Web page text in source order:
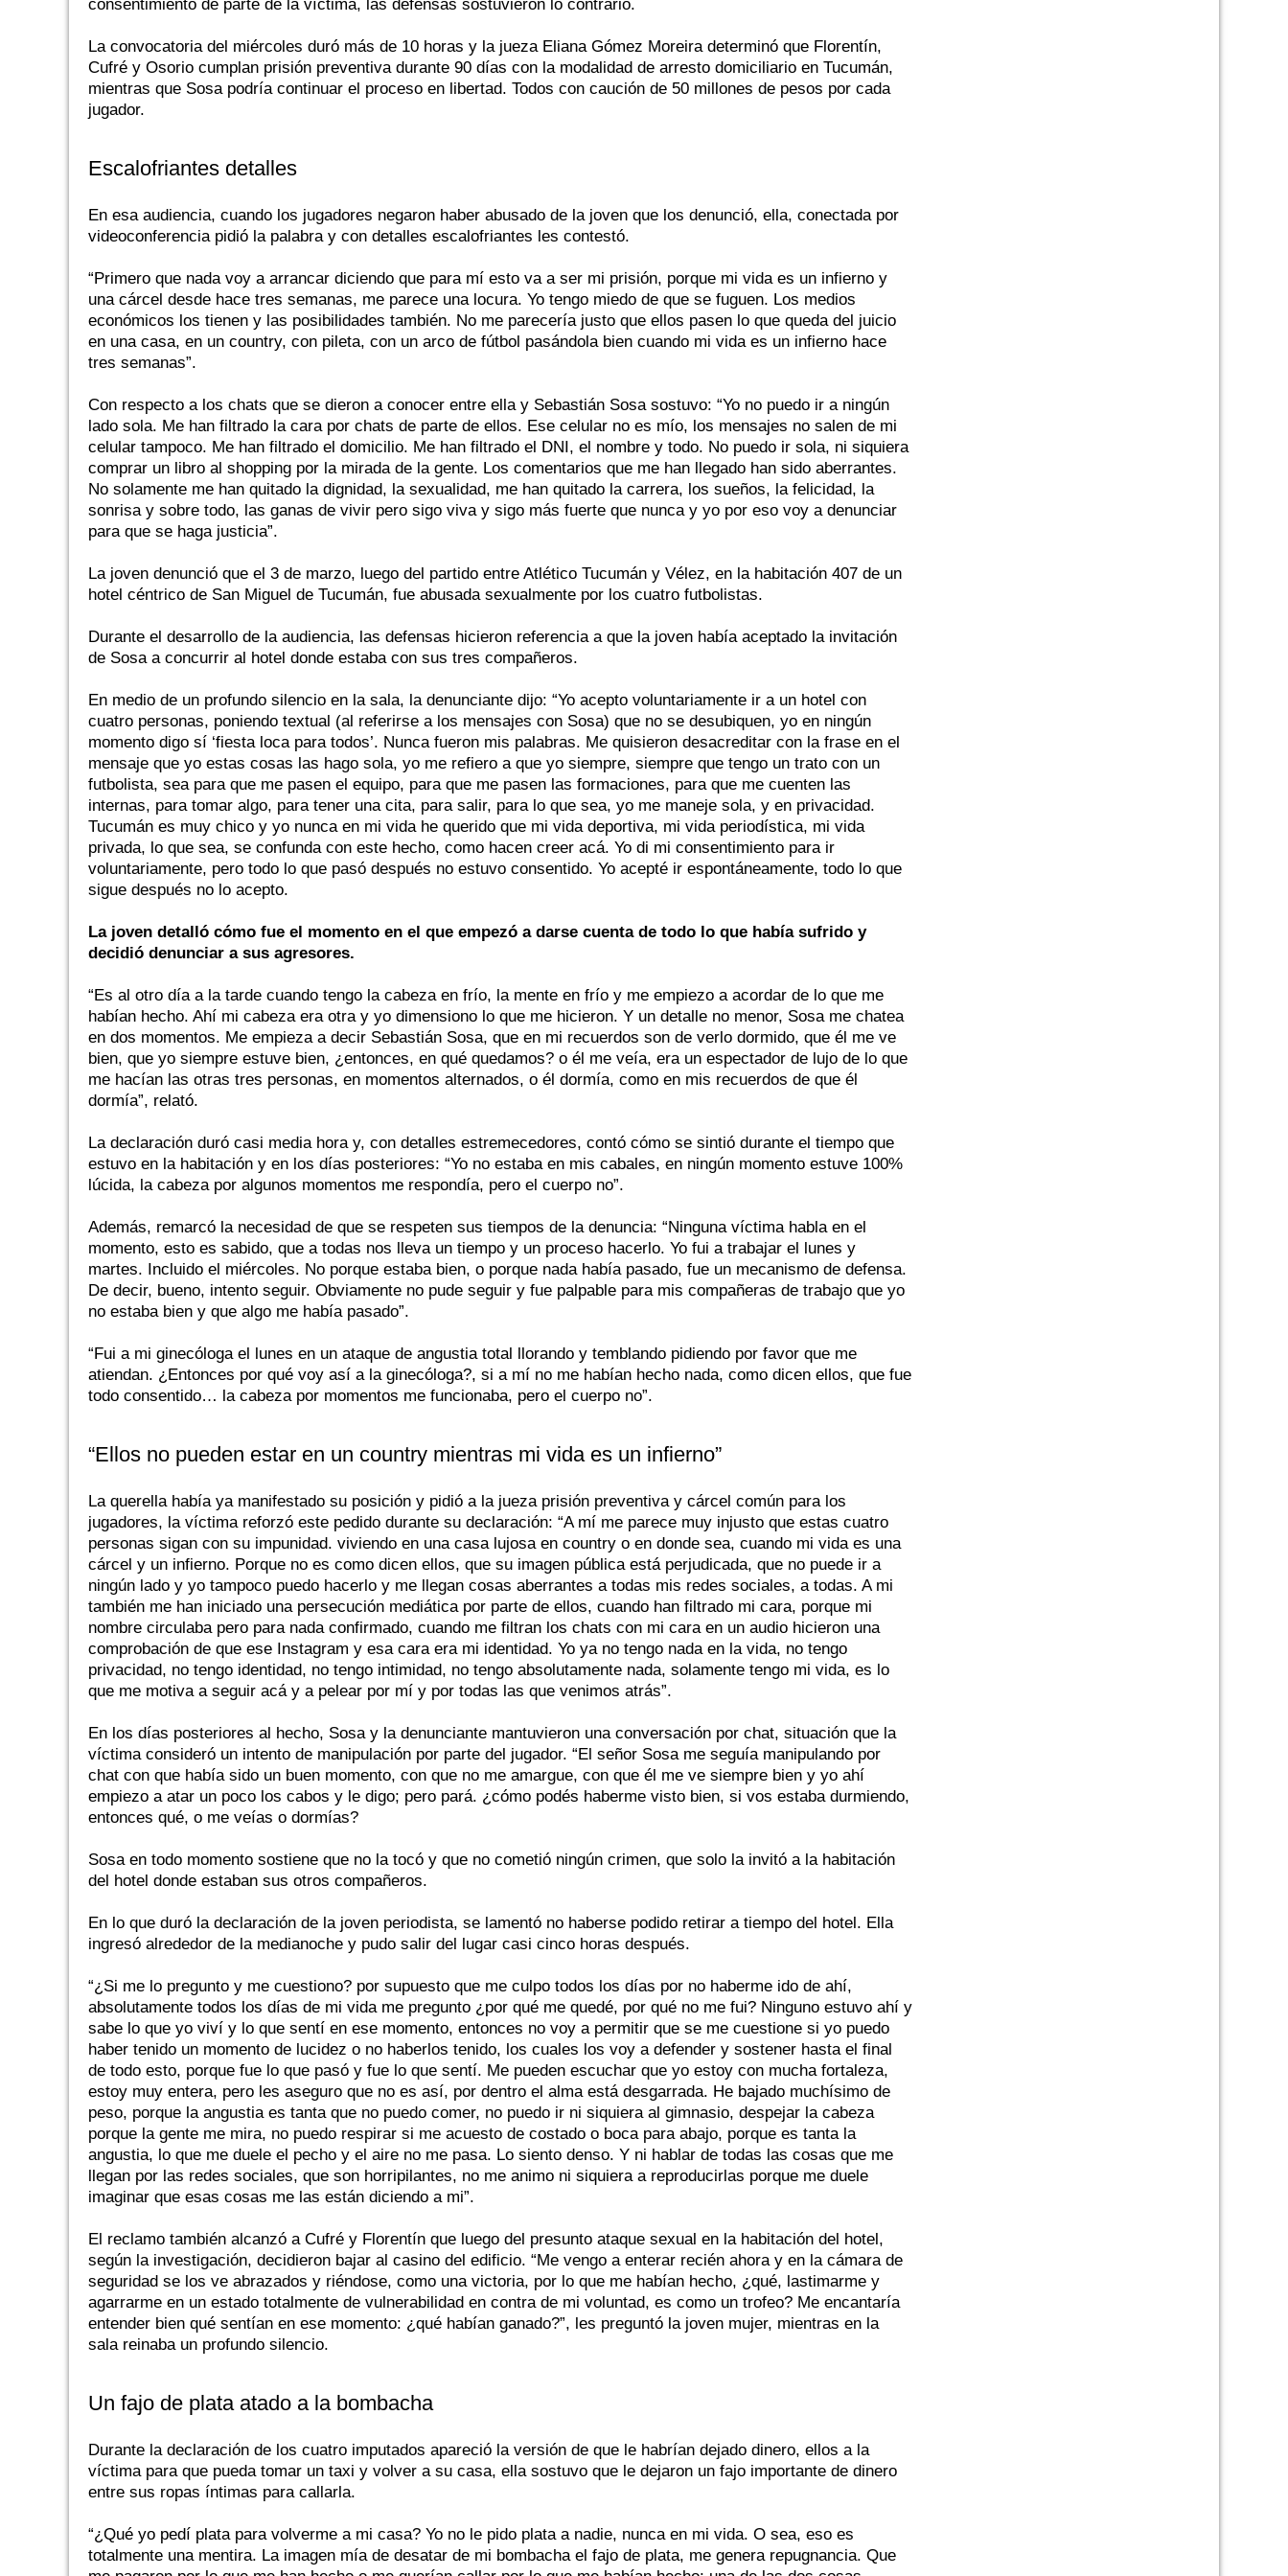
consentimiento de parte de la víctima, las defensas sostuvieron lo contrario.
La convocatoria del miércoles duró más de 10 horas y la jueza Eliana Gómez Moreira determinó que Florentín,
Cufré y Osorio cumplan prisión preventiva durante 90 días con la modalidad de arresto domiciliario en Tucumán,
mientras que Sosa podría continuar el proceso en libertad. Todos con caución de 50 millones de pesos por cada
jugador.
Escalofriantes detalles
En esa audiencia, cuando los jugadores negaron haber abusado de la joven que los denunció, ella, conectada por
videoconferencia pidió la palabra y con detalles escalofriantes les contestó.
“Primero que nada voy a arrancar diciendo que para mí esto va a ser mi prisión, porque mi vida es un infierno y
una cárcel desde hace tres semanas, me parece una locura. Yo tengo miedo de que se fuguen. Los medios
económicos los tienen y las posibilidades también. No me parecería justo que ellos pasen lo que queda del juicio
en una casa, en un country, con pileta, con un arco de fútbol pasándola bien cuando mi vida es un infierno hace
tres semanas”.
Con respecto a los chats que se dieron a conocer entre ella y Sebastián Sosa sostuvo: “Yo no puedo ir a ningún
lado sola. Me han filtrado la cara por chats de parte de ellos. Ese celular no es mío, los mensajes no salen de mi
celular tampoco. Me han filtrado el domicilio. Me han filtrado el DNI, el nombre y todo. No puedo ir sola, ni siquiera
comprar un libro al shopping por la mirada de la gente. Los comentarios que me han llegado han sido aberrantes.
No solamente me han quitado la dignidad, la sexualidad, me han quitado la carrera, los sueños, la felicidad, la
sonrisa y sobre todo, las ganas de vivir pero sigo viva y sigo más fuerte que nunca y yo por eso voy a denunciar
para que se haga justicia”.
La joven denunció que el 3 de marzo, luego del partido entre Atlético Tucumán y Vélez, en la habitación 407 de un
hotel céntrico de San Miguel de Tucumán, fue abusada sexualmente por los cuatro futbolistas.
Durante el desarrollo de la audiencia, las defensas hicieron referencia a que la joven había aceptado la invitación
de Sosa a concurrir al hotel donde estaba con sus tres compañeros.
En medio de un profundo silencio en la sala, la denunciante dijo: “Yo acepto voluntariamente ir a un hotel con
cuatro personas, poniendo textual (al referirse a los mensajes con Sosa) que no se desubiquen, yo en ningún
momento digo sí ‘fiesta loca para todos’. Nunca fueron mis palabras. Me quisieron desacreditar con la frase en el
mensaje que yo estas cosas las hago sola, yo me refiero a que yo siempre, siempre que tengo un trato con un
futbolista, sea para que me pasen el equipo, para que me pasen las formaciones, para que me cuenten las
internas, para tomar algo, para tener una cita, para salir, para lo que sea, yo me maneje sola, y en privacidad.
Tucumán es muy chico y yo nunca en mi vida he querido que mi vida deportiva, mi vida periodística, mi vida
privada, lo que sea, se confunda con este hecho, como hacen creer acá. Yo di mi consentimiento para ir
voluntariamente, pero todo lo que pasó después no estuvo consentido. Yo acepté ir espontáneamente, todo lo que
sigue después no lo acepto.
La joven detalló cómo fue el momento en el que empezó a darse cuenta de todo lo que había sufrido y
decidió denunciar a sus agresores.
“Es al otro día a la tarde cuando tengo la cabeza en frío, la mente en frío y me empiezo a acordar de lo que me
habían hecho. Ahí mi cabeza era otra y yo dimensiono lo que me hicieron. Y un detalle no menor, Sosa me chatea
en dos momentos. Me empieza a decir Sebastián Sosa, que en mi recuerdos son de verlo dormido, que él me ve
bien, que yo siempre estuve bien, ¿entonces, en qué quedamos? o él me veía, era un espectador de lujo de lo que
me hacían las otras tres personas, en momentos alternados, o él dormía, como en mis recuerdos de que él
dormía”, relató.
La declaración duró casi media hora y, con detalles estremecedores, contó cómo se sintió durante el tiempo que
estuvo en la habitación y en los días posteriores: “Yo no estaba en mis cabales, en ningún momento estuve 100%
lúcida, la cabeza por algunos momentos me respondía, pero el cuerpo no”.
Además, remarcó la necesidad de que se respeten sus tiempos de la denuncia: “Ninguna víctima habla en el
momento, esto es sabido, que a todas nos lleva un tiempo y un proceso hacerlo. Yo fui a trabajar el lunes y
martes. Incluido el miércoles. No porque estaba bien, o porque nada había pasado, fue un mecanismo de defensa.
De decir, bueno, intento seguir. Obviamente no pude seguir y fue palpable para mis compañeras de trabajo que yo
no estaba bien y que algo me había pasado”.
“Fui a mi ginecóloga el lunes en un ataque de angustia total llorando y temblando pidiendo por favor que me
atiendan. ¿Entonces por qué voy así a la ginecóloga?, si a mí no me habían hecho nada, como dicen ellos, que fue
todo consentido… la cabeza por momentos me funcionaba, pero el cuerpo no”.
“Ellos no pueden estar en un country mientras mi vida es un infierno”
La querella había ya manifestado su posición y pidió a la jueza prisión preventiva y cárcel común para los
jugadores, la víctima reforzó este pedido durante su declaración: “A mí me parece muy injusto que estas cuatro
personas sigan con su impunidad. viviendo en una casa lujosa en country o en donde sea, cuando mi vida es una
cárcel y un infierno. Porque no es como dicen ellos, que su imagen pública está perjudicada, que no puede ir a
ningún lado y yo tampoco puedo hacerlo y me llegan cosas aberrantes a todas mis redes sociales, a todas. A mi
también me han iniciado una persecución mediática por parte de ellos, cuando han filtrado mi cara, porque mi
nombre circulaba pero para nada confirmado, cuando me filtran los chats con mi cara en un audio hicieron una
comprobación de que ese Instagram y esa cara era mi identidad. Yo ya no tengo nada en la vida, no tengo
privacidad, no tengo identidad, no tengo intimidad, no tengo absolutamente nada, solamente tengo mi vida, es lo
que me motiva a seguir acá y a pelear por mí y por todas las que venimos atrás”.
En los días posteriores al hecho, Sosa y la denunciante mantuvieron una conversación por chat, situación que la
víctima consideró un intento de manipulación por parte del jugador. “El señor Sosa me seguía manipulando por
chat con que había sido un buen momento, con que no me amargue, con que él me ve siempre bien y yo ahí
empiezo a atar un poco los cabos y le digo; pero pará. ¿cómo podés haberme visto bien, si vos estaba durmiendo,
entonces qué, o me veías o dormías?
Sosa en todo momento sostiene que no la tocó y que no cometió ningún crimen, que solo la invitó a la habitación
del hotel donde estaban sus otros compañeros.
En lo que duró la declaración de la joven periodista, se lamentó no haberse podido retirar a tiempo del hotel. Ella
ingresó alrededor de la medianoche y pudo salir del lugar casi cinco horas después.
“¿Si me lo pregunto y me cuestiono? por supuesto que me culpo todos los días por no haberme ido de ahí,
absolutamente todos los días de mi vida me pregunto ¿por qué me quedé, por qué no me fui? Ninguno estuvo ahí y
sabe lo que yo viví y lo que sentí en ese momento, entonces no voy a permitir que se me cuestione si yo puedo
haber tenido un momento de lucidez o no haberlos tenido, los cuales los voy a defender y sostener hasta el final
de todo esto, porque fue lo que pasó y fue lo que sentí. Me pueden escuchar que yo estoy con mucha fortaleza,
estoy muy entera, pero les aseguro que no es así, por dentro el alma está desgarrada. He bajado muchísimo de
peso, porque la angustia es tanta que no puedo comer, no puedo ir ni siquiera al gimnasio, despejar la cabeza
porque la gente me mira, no puedo respirar si me acuesto de costado o boca para abajo, porque es tanta la
angustia, lo que me duele el pecho y el aire no me pasa. Lo siento denso. Y ni hablar de todas las cosas que me
llegan por las redes sociales, que son horripilantes, no me animo ni siquiera a reproducirlas porque me duele
imaginar que esas cosas me las están diciendo a mi”.
El reclamo también alcanzó a Cufré y Florentín que luego del presunto ataque sexual en la habitación del hotel,
según la investigación, decidieron bajar al casino del edificio. “Me vengo a enterar recién ahora y en la cámara de
seguridad se los ve abrazados y riéndose, como una victoria, por lo que me habían hecho, ¿qué, lastimarme y
agarrarme en un estado totalmente de vulnerabilidad en contra de mi voluntad, es como un trofeo? Me encantaría
entender bien qué sentían en ese momento: ¿qué habían ganado?”, les preguntó la joven mujer, mientras en la
sala reinaba un profundo silencio.
Un fajo de plata atado a la bombacha
Durante la declaración de los cuatro imputados apareció la versión de que le habrían dejado dinero, ellos a la
víctima para que pueda tomar un taxi y volver a su casa, ella sostuvo que le dejaron un fajo importante de dinero
entre sus ropas íntimas para callarla.
“¿Qué yo pedí plata para volverme a mi casa? Yo no le pido plata a nadie, nunca en mi vida. O sea, eso es
totalmente una mentira. La imagen mía de desatar de mi bombacha el fajo de plata, me genera repugnancia. Que